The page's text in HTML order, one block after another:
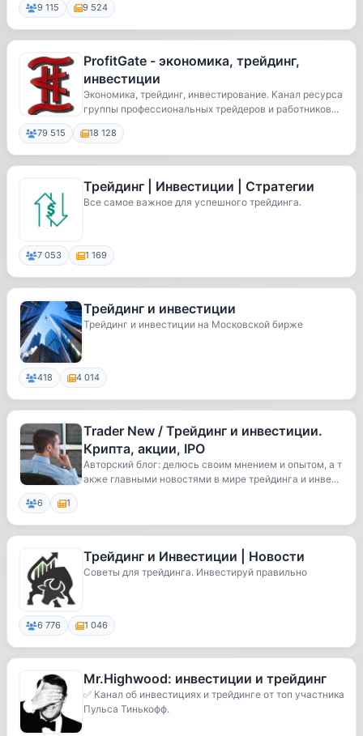
9 115 9 524
ProfitGate - экономика, трейдинг,
инвестиции
Экономика, трейдинг, инвестирование. Канал ресурса
группы профессиональных трейдеров и работников...
79 515 18 128
Трейдинг | Инвестиции | Стратегии
Все самое важное для успешного трейдинга.
7 053 1 169
Трейдинг и инвестиции
Трейдинг и инвестиции на Московской бирже
418 4 014
Trader New / Трейдинг и инвестиции.
Крипта, акции, IPO
Авторский блог: делюсь своим мнением и опытом, а т
акже главными новостями в мире трейдинга и инве...
6 1
Трейдинг и Инвестиции | Новости
Советы для трейдинга. Инвестируй правильно
6 776 1 046
Mr.Highwood: инвестиции и трейдинг
✅ Канал об инвестициях и трейдинге от топ участника
Пульса Тинькофф.